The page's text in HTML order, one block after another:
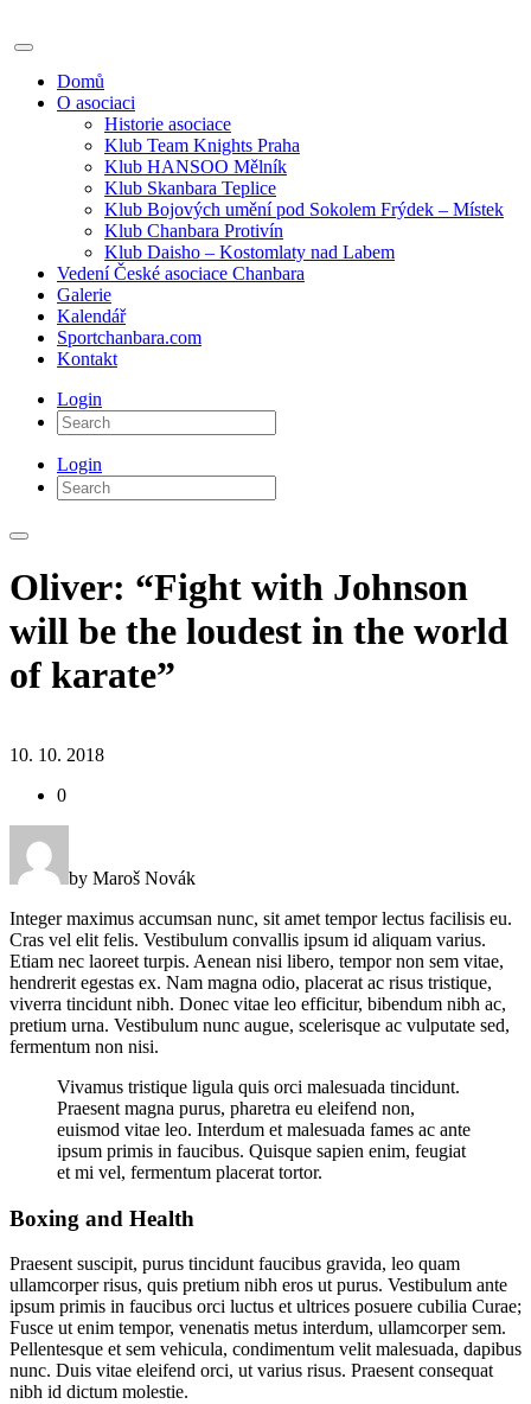
Domů
O asociaci
Historie asociace
Klub Team Knights Praha
Klub HANSOO Mělník
Klub Skanbara Teplice
Klub Bojových umění pod Sokolem Frýdek – Místek
Klub Chanbara Protivín
Klub Daisho – Kostomlaty nad Labem
Vedení České asociace Chanbara
Galerie
Kalendář
Sportchanbara.com
Kontakt
Login
Login
Oliver: “Fight with Johnson
will be the loudest in the world
of karate”
10. 10. 2018
0
by Maroš Novák
Integer maximus accumsan nunc, sit amet tempor lectus facilisis eu.
Cras vel elit felis. Vestibulum convallis ipsum id aliquam varius.
Etiam nec laoreet turpis. Aenean nisi libero, tempor non sem vitae,
hendrerit egestas ex. Nam magna odio, placerat ac risus tristique,
viverra tincidunt nibh. Donec vitae leo efficitur, bibendum nibh ac,
pretium urna. Vestibulum nunc augue, scelerisque ac vulputate sed,
fermentum non nisi.
Vivamus tristique ligula quis orci malesuada tincidunt.
Praesent magna purus, pharetra eu eleifend non,
euismod vitae leo. Interdum et malesuada fames ac ante
ipsum primis in faucibus. Quisque sapien enim, feugiat
et mi vel, fermentum placerat tortor.
Boxing and Health
Praesent suscipit, purus tincidunt faucibus gravida, leo quam
ullamcorper risus, quis pretium nibh eros ut purus. Vestibulum ante
ipsum primis in faucibus orci luctus et ultrices posuere cubilia Curae;
Fusce ut enim tempor, venenatis metus interdum, ullamcorper sem.
Pellentesque et sem vehicula, condimentum velit malesuada, dapibus
nunc. Duis vitae eleifend orci, ut varius risus. Praesent consequat
nibh id dictum molestie.